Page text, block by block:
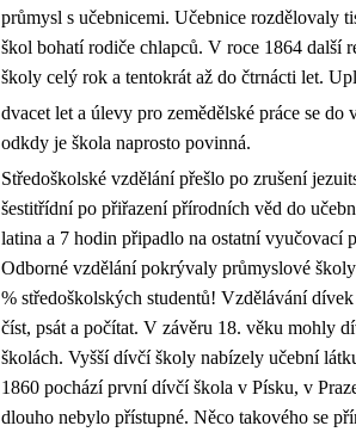
průmysl s učebnicemi. Učebnice rozdělovaly
škol bohatí rodiče chlapců. V roce 1864 další
školy celý rok a tentokrát až do čtrnácti let.
dvacet let a úlevy pro zemědělské práce se
odkdy je škola naprosto povinná.
Středoškolské vzdělání přešlo po zrušení
šestitřídní po přiřazení přírodních věd do
latina a 7 hodin připadlo na ostatní vyučovací
Odborné vzdělání pokrývaly průmyslové
% středoškolských studentů! Vzdělávání
číst, psát a počítat. V závěru 18. věku mohly
školách. Vyšší dívčí školy nabízely učební
1860 pochází první dívčí škola v Písku, v
dlouho nebylo přístupné. Něco takového se